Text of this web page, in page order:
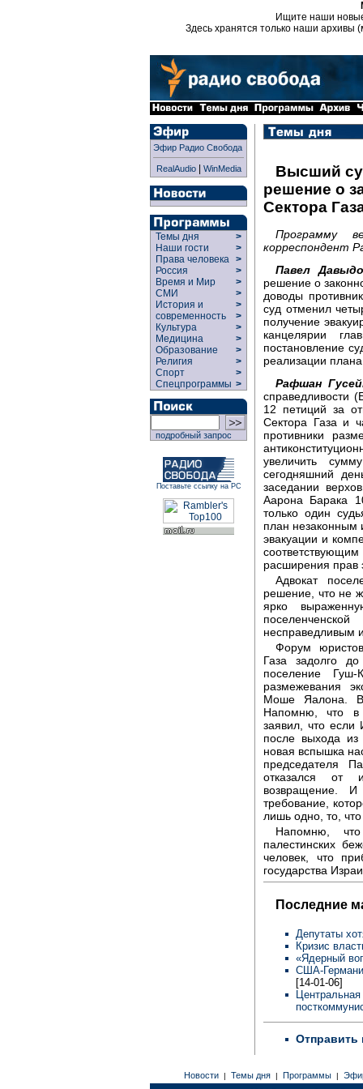
Ищите наши
Здесь хранятся только наши архивы
Эфир Радио Свобода
RealAudio| WinMedia
Темы дня
>
Наши гости
>
Права человека >
Россия
>
Время и Мир
>
СМИ
>
История и
современность
>
>
Культура
>
Медицина
>
Образование
>
Религия
>
Спорт
>
Спецпрограммы >
подробный запрос
Поставьте ссылку на РС
Высший
решение о
Сектора
Программу
корреспондент
Павел
решение о
доводы
суд отменил
получение
канцелярии
постановление
реализации
Рафшан
справедливости
12 петиций за
Сектора Газа и
противники
увеличить
сегодняшний
заседании
Аарона Барака
только один
план незаконным
эвакуации и
расширения прав
Адвокат
решение, что не
ярко
несправедливым
Форум
Газа задолго
поселение
размежевания
Моше Яалона.
Напомню, что в
заявил, что если
после выхода из
новая вспышка
председателя
отказался от
возвращение.
требование,
лишь одно, то,
Напомню,
палестинских
человек, что
государства
Последние
Депутаты
Кризис
«Ядерный
США-
[14-01-06]
Отправить
Новости | Темы дня | Программы |